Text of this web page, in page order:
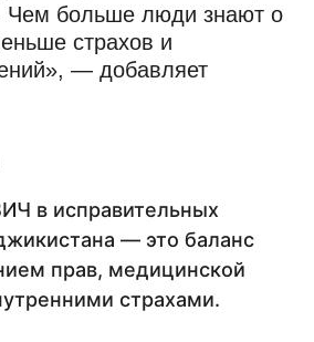
Чем больше люди знают о
страхов и
— добавляет
в исправительных
— это баланс
прав, медицинской
страхами.